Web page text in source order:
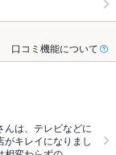
口コミ機能について
んは、テレビなどに
キレイになりまし